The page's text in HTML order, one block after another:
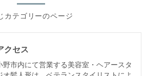
カテゴリーのページ
クセス
野市内にて営業する美容室・ヘアースタ